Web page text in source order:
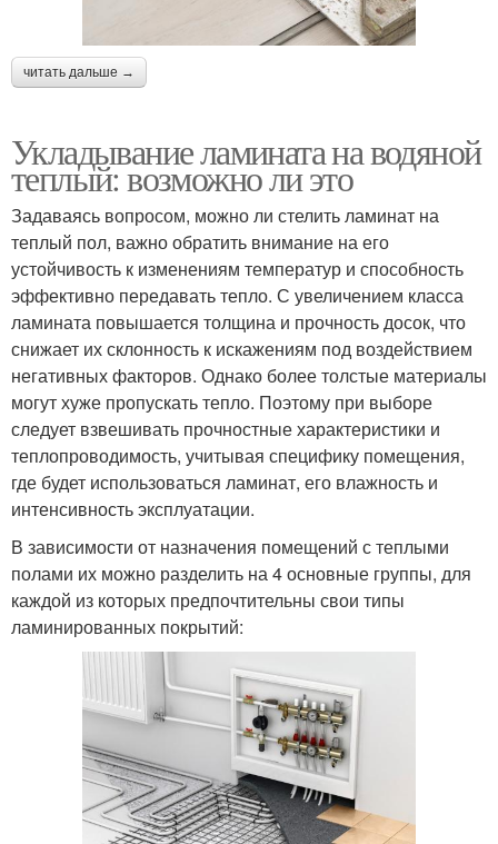
читать дальше →
Укладывание ламината на водяной
теплый: возможно ли это
Задаваясь вопросом, можно ли стелить ламинат на
теплый пол, важно обратить внимание на его
устойчивость к изменениям температур и способность
эффективно передавать тепло. С увеличением класса
ламината повышается толщина и прочность досок, что
снижает их склонность к искажениям под воздействием
негативных факторов. Однако более толстые материалы
могут хуже пропускать тепло. Поэтому при выборе
следует взвешивать прочностные характеристики и
теплопроводимость, учитывая специфику помещения,
где будет использоваться ламинат, его влажность и
интенсивность эксплуатации.
В зависимости от назначения помещений с теплыми
полами их можно разделить на 4 основные группы, для
каждой из которых предпочтительны свои типы
ламинированных покрытий: